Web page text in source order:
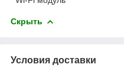
Скрыть
Условия доставки